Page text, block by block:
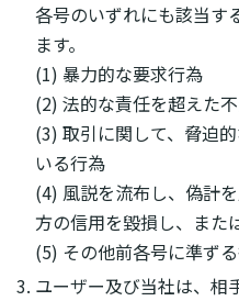
各号のいずれにも該当す
ます。
(1) 暴力的な要求行為
(2) 法的な責任を超えた
(3) 取引に関して、脅迫
いる行為
(4) 風説を流布し、偽計
方の信用を毀損し、また
(5) その他前各号に準ず
ユーザー及び当社は、相